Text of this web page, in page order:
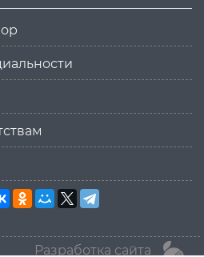
Разработка сайта